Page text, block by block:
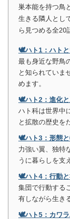
巣本能を持つ鳥
生きる隣人とし
ら見つめる全20
🕊️ハト1：ハト
最も身近な野鳥
と知られていま
めます。
🕊️ハト2：進化
ハト科は世界中
と拡散の歴史を
🕊️ハト3：形態
力強い翼、独特
うに暮らしを支
🕊️ハト4：行動
集団で行動する
有しながら生き
🕊️ハト5：カワ